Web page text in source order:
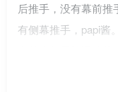
后推手，没有幕前
有侧幕推手，papi酱
果！震惊！感谢粉